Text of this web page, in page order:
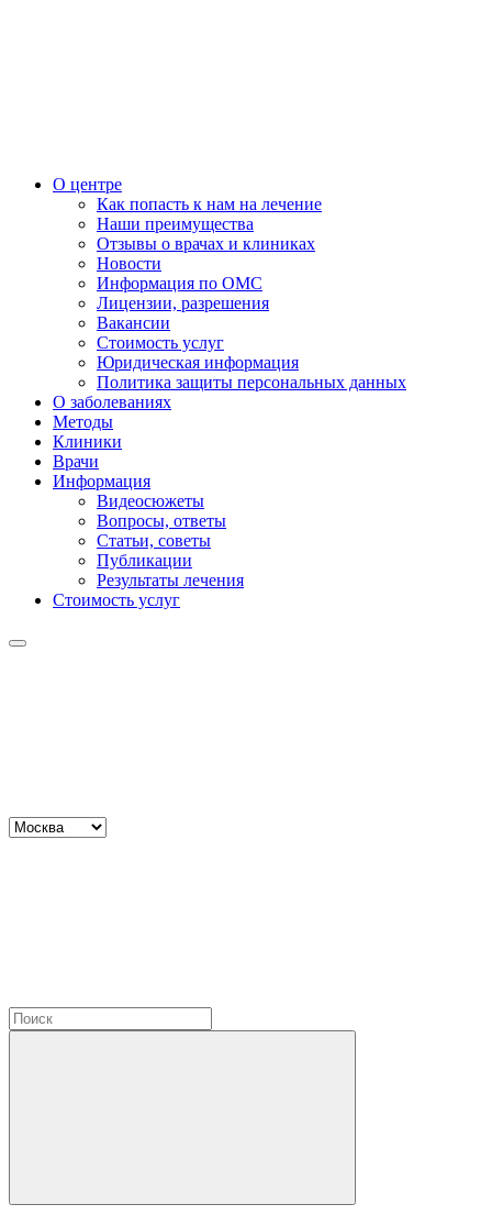
О центре
Как попасть к нам на лечение
Наши преимущества
Отзывы о врачах и клиниках
Новости
Информация по ОМС
Лицензии, разрешения
Вакансии
Стоимость услуг
Юридическая информация
Политика защиты персональных данных
О заболеваниях
Методы
Клиники
Врачи
Информация
Видеосюжеты
Вопросы, ответы
Статьи, советы
Публикации
Результаты лечения
Стоимость услуг